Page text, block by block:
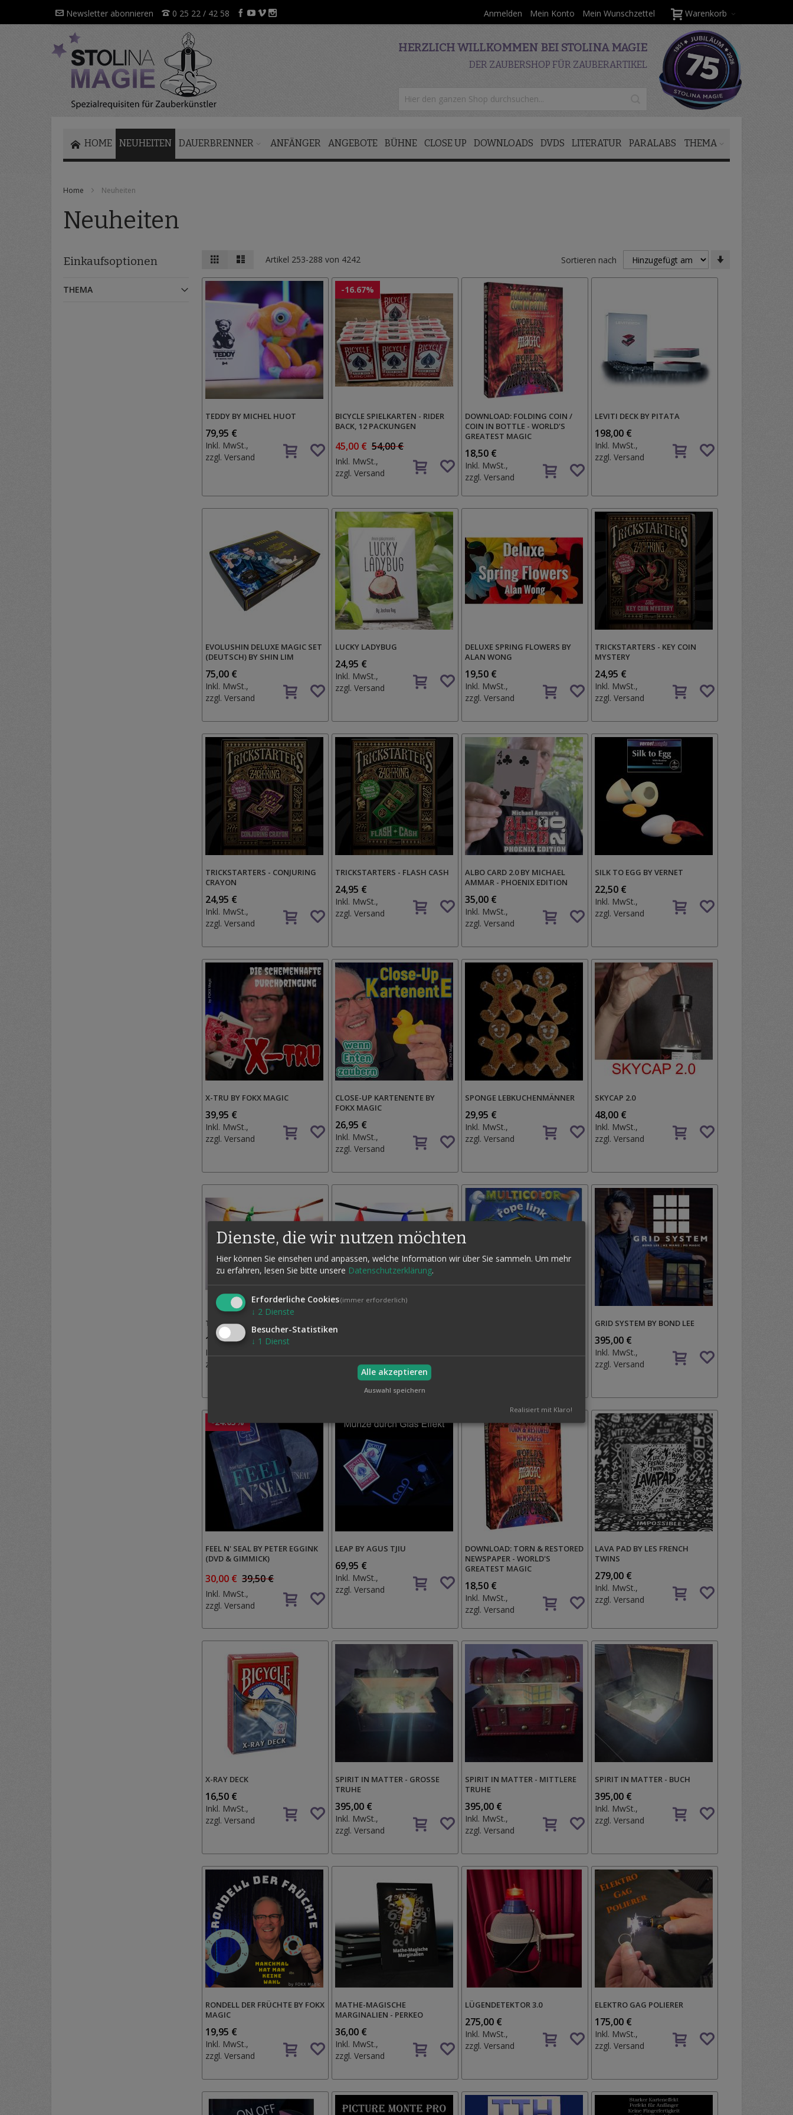
Direkt
Inhalt
Newsletter abonnieren 0 25 22 / 42 58 Warenkorb
Anmelden Mein Konto Mein Wunschzettel
HERZLICH WILLKOMMEN BEI STOLINA MAGIE
DER ZAUBERSHOP FÜR ZAUBERARTIKEL
HOME NEUHEITEN DAUERBRENNER ANFÄNGER ANGEBOTE BÜHNE CLOSE UP DOWNLOADS DVDS LITERATUR PARALABS THEMA
Home Neuheiten
Neuheiten
Ansicht
als
Raster Artikel 253-288 von 4242 Sortieren nach
TEDDY BY MICHEL HUOT
79,95 €
Inkl. MwSt.,
zzgl.Versand
Auf
den
Wunschzettel
-16.67%
BICYCLE SPIELKARTEN - RIDER
BACK, 12 PACKUNGEN
45,00 € 54,00 €
Inkl. MwSt.,
zzgl.Versand
Auf
den
Wunschzettel
DOWNLOAD: FOLDING COIN /
COIN IN BOTTLE - WORLD'S
GREATEST MAGIC
18,50 €
Inkl. MwSt.,
zzgl.Versand
Auf
den
LEVITI DECK BY PITATA
198,00 €
Inkl. MwSt.,
zzgl.Versand
Auf
den
EVOLUSHIN DELUXE MAGIC SET
(DEUTSCH) BY SHIN LIM
75,00 €
Inkl. MwSt.,
zzgl.Versand
Auf
den
LUCKY LADYBUG
24,95 €
Inkl. MwSt.,
zzgl.Versand
Auf
den
Wunschzettel
DELUXE SPRING FLOWERS BY
ALAN WONG
19,50 €
Inkl. MwSt.,
zzgl.Versand
Auf
den
Wunschzettel
TRICKSTARTERS - KEY COIN
MYSTERY
24,95 €
Inkl. MwSt.,
zzgl.Versand
Auf
den
TRICKSTARTERS - CONJURING
CRAYON
24,95 €
Inkl. MwSt.,
zzgl.Versand
Auf
den
TRICKSTARTERS - FLASH CASH
24,95 €
Inkl. MwSt.,
zzgl.Versand
Auf
den
Wunschzettel
ALBO CARD 2.0 BY MICHAEL
AMMAR - PHOENIX EDITION
35,00 €
Inkl. MwSt.,
zzgl.Versand
Auf
den
SILK TO EGG BY VERNET
22,50 €
Inkl. MwSt.,
zzgl.Versand
Auf
den
X-TRU BY FOKX MAGIC
39,95 €
Inkl. MwSt.,
zzgl.Versand
Auf
den
Wunschzettel
CLOSE-UP KARTENENTE BY
FOKX MAGIC
26,95 €
Inkl. MwSt.,
zzgl.Versand
Auf
den
SPONGE LEBKUCHENMÄNNER
29,95 €
Inkl. MwSt.,
zzgl.Versand
Auf
den
Wunschzettel
SKYCAP 2.0
48,00 €
Inkl. MwSt.,
zzgl.Versand
Auf
den
TUCHHYPNOSE, OHNE TÜCHER
18,50 €
Inkl. MwSt.,
zzgl.
Wunschzettel
Versand
Wunschzettel
GRID SYSTEM BY BOND LEE
395,00 €
Inkl. MwSt.,
zzgl.Versand
Auf
den
-24.05%
FEEL N' SEAL BY PETER EGGINK
(DVD & GIMMICK)
30,00 € 39,50 €
Inkl. MwSt.,
zzgl.Versand
Auf
den
LEAP BY AGUS TJIU
69,95 €
Inkl. MwSt.,
zzgl.Versand
Auf
den
Wunschzettel
DOWNLOAD: TORN & RESTORED
NEWSPAPER - WORLD'S
GREATEST MAGIC
18,50 €
Inkl. MwSt.,
zzgl.Versand
Auf
den
LAVA PAD BY LES FRENCH
TWINS
279,00 €
Inkl. MwSt.,
zzgl.Versand
Auf
den
X-RAY DECK
16,50 €
Inkl. MwSt.,
zzgl.Versand
Auf
den
Wunschzettel
SPIRIT IN MATTER - GROSSE T
RUHE
395,00 €
Inkl. MwSt.,
zzgl.Versand
Auf
den
Wunschzettel
SPIRIT IN MATTER - MITTLERE
TRUHE
395,00 €
Inkl. MwSt.,
zzgl.Versand
Auf
den
SPIRIT IN MATTER - BUCH
395,00 €
Inkl. MwSt.,
zzgl.Versand
Auf
den
RONDELL DER FRÜCHTE BY FOKX
MAGIC
19,95 €
Inkl. MwSt.,
zzgl.Versand
Auf
den
Wunschzettel
MATHE-MAGISCHE
MARGINALIEN - PERKEO
36,00 €
Inkl. MwSt.,
zzgl.Versand
Auf
den
LÜGENDETEKTOR 3.0
275,00 €
Inkl. MwSt.,
zzgl.Versand
Auf
den
Wunschzettel
ELEKTRO GAG POLIERER
175,00 €
Inkl. MwSt.,
zzgl.Versand
Auf
den
Einkaufsoptionen
THEMA
Dienste, die wir nutzen möchten
Hier können Sie einsehen und anpassen, welche Information wir über Sie sammeln. Um mehr
zu erfahren, lesen Sie bitte unsere Datenschutzerklärung.
Erforderliche Cookies(immer erforderlich)
↓ 2 Dienste
Besucher-Statistiken
↓ 1 Dienst
Alle akzeptieren
Auswahl speichern
Realisiert mit Klaro!